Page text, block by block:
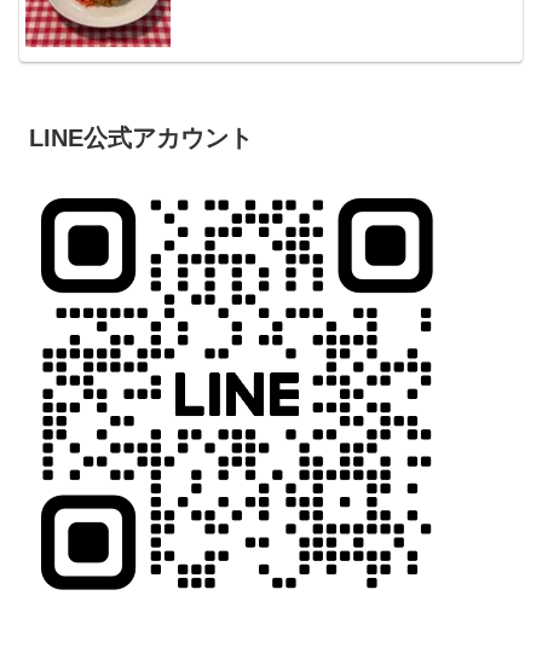
LINE公式アカウント